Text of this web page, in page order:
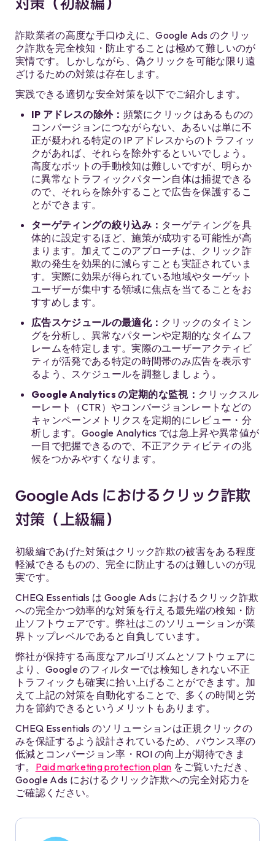
対策（初級編）
詐欺業者の高度な手口ゆえに、Google Ads のクリッ
ク詐欺を完全検知・防止することは極めて難しいのが
実情です。しかしながら、偽クリックを可能な限り遠
ざけるための対策は存在します。
実践できる適切な安全対策を以下でご紹介します。
IP アドレスの除外： 頻繁にクリックはあるものの
コンバージョンにつながらない、あるいは単に不
正が疑われる特定の IP アドレスからのトラフィッ
クがあれば、それらを除外するといいでしょう。
高度なボットの手動検知は難しいですが、明らか
に異常なトラフィックパターン自体は捕捉できる
ので、それらを除外することで広告を保護するこ
とができます。
ターゲティングの絞り込み： ターゲティングを具
体的に設定するほど、施策が成功する可能性が高
まります。加えてこのアプローチは、クリック詐
欺の発生を効果的に減らすことも実証されていま
す。実際に効果が得られている地域やターゲット
ユーザーが集中する領域に焦点を当てることをお
すすめします。
広告スケジュールの最適化： クリックのタイミン
グを分析し、異常なパターンや定期的なタイムフ
レームを特定します。実際のユーザーアクティビ
ティが活発である特定の時間帯のみ広告を表示す
るよう、スケジュールを調整しましょう。
Google Analyticsの定期的な監視： クリックスル
ーレート（CTR）やコンバージョンレートなどの
キャンペーンメトリクスを定期的にレビュー・分
析します。Google Analytics では急上昇や異常値が
一目で把握できるので、不正アクティビティの兆
候をつかみやすくなります。
Google Ads におけるクリック詐欺
対策（上級編）
初級編であげた対策はクリック詐欺の被害をある程度
軽減できるものの、完全に防止するのは難しいのが現
実です。
CHEQ Essentials は Google Ads におけるクリック詐欺
への完全かつ効率的な対策を行える最先端の検知・防
止ソフトウェアです。弊社はこのソリューションが業
界トップレベルであると自負しています。
弊社が保持する高度なアルゴリズムとソフトウェアに
より、Google のフィルターでは検知しきれない不正
トラフィックも確実に拾い上げることができます。加
えて上記の対策を自動化することで、多くの時間と労
力を節約できるというメリットもあります。
CHEQ Essentials のソリューションは正規クリックの
みを保証するよう設計されているため、バウンス率の
低減とコンバージョン率・ROI の向上が期待できま
す。 Paid marketing protection plan をご覧いただき、
Google Ads におけるクリック詐欺への完全対応力を
ご確認ください。